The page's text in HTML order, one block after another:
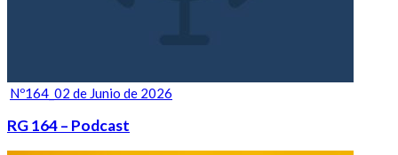
Nº164_02 de Junio de 2026
RG 164 – Podcast